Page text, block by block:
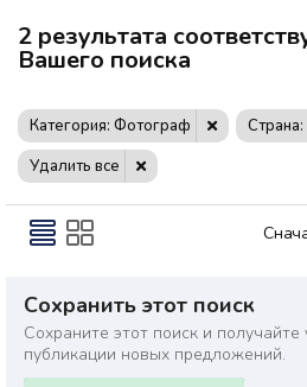
2 результата
Вашего поиска
Категория: Фотограф
Удалить все
Сохранить этот поиск
Сохраните этот поиск и
публикации новых предложений.